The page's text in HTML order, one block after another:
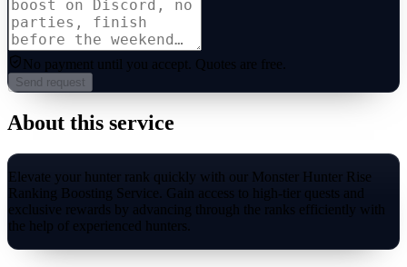
No payment until you accept. Quotes are free.
Send request
About this service
Elevate your hunter rank quickly with our Monster Hunter Rise
Ranking Boosting Service. Gain access to high-tier quests and
exclusive rewards by advancing through the ranks efficiently with
the help of experienced hunters.